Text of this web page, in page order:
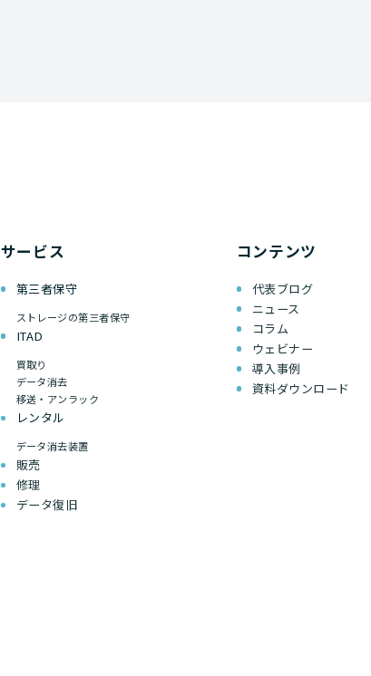
サービス
第三者保守
ストレージの第三者保守
ITAD
買取り
データ消去
移送・アンラック
レンタル
データ消去装置
販売
修理
データ復旧
コンテンツ
代表ブログ
ニュース
コラム
ウェビナー
導入事例
資料ダウンロード